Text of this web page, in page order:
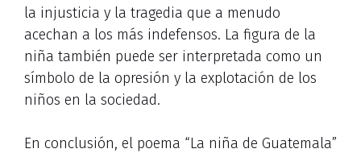
la injusticia y la tragedia que a menudo
acechan a los más indefensos. La figura de la
niña también puede ser interpretada como un
símbolo de la opresión y la explotación de los
niños en la sociedad.
En conclusión, el poema “La niña de Guatemala”